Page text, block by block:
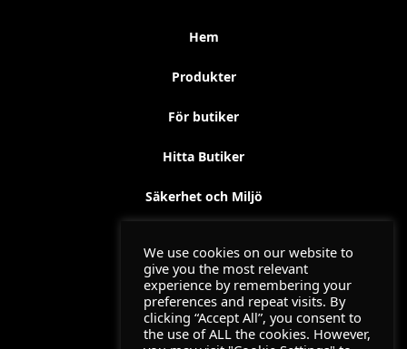
Hem
Produkter
För butiker
Hitta Butiker
Säkerhet och Miljö
Utbildning
Jemofix Filmer 2024
We use cookies on our website to
give you the most relevant
experience by remembering your
preferences and repeat visits. By
clicking “Accept All”, you consent to
the use of ALL the cookies. However,